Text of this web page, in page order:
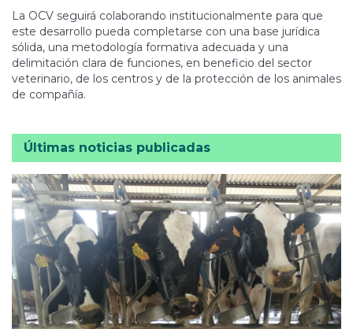
La OCV seguirá colaborando institucionalmente para que
este desarrollo pueda completarse con una base jurídica
sólida, una metodología formativa adecuada y una
delimitación clara de funciones, en beneficio del sector
veterinario, de los centros y de la protección de los animales
de compañía.
Últimas noticias publicadas